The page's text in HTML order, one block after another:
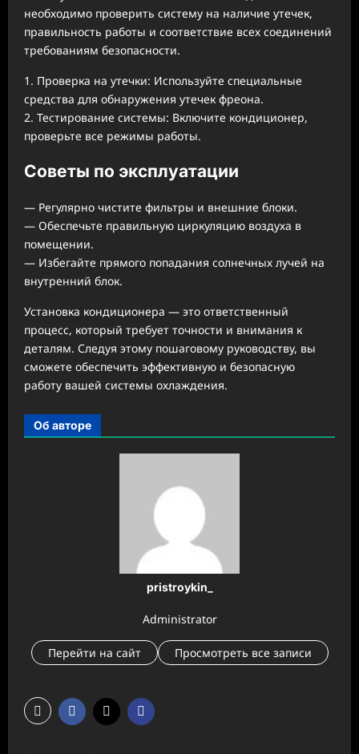
необходимо проверить систему на наличие утечек,
правильность работы и соответствие всех соединений
требованиям безопасности.
1. Проверка на утечки: Используйте специальные
средства для обнаружения утечек фреона.
2. Тестирование системы: Включите кондиционер,
проверьте все режимы работы.
Советы по эксплуатации
— Регулярно чистите фильтры и внешние блоки.
— Обеспечьте правильную циркуляцию воздуха в
помещении.
— Избегайте прямого попадания солнечных лучей на
внутренний блок.
Установка кондиционера — это ответственный
процесс, который требует точности и внимания к
деталям. Следуя этому пошаговому руководству, вы
сможете обеспечить эффективную и безопасную
работу вашей системы охлаждения.
Об авторе
pristroykin_
Administrator
Перейти на сайт Просмотреть все записи
Н